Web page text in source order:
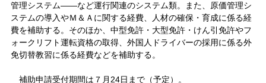
管理システム――など運行関連のシステム類。また、原価管理シ
ステムの導入やＭ＆Ａに関する経費、人材の確保・育成に係る経
費を補助する。そのほか、中型免許・大型免許・けん引免許やフ
ォークリフト運転資格の取得、外国人ドライバーの採用に係る外
免切替教習に係る経費などを補助する。
補助申請受付期間は７月24日まで（予定）。